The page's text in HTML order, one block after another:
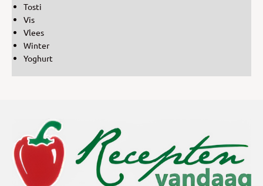
Tosti
Vis
Vlees
Winter
Yoghurt